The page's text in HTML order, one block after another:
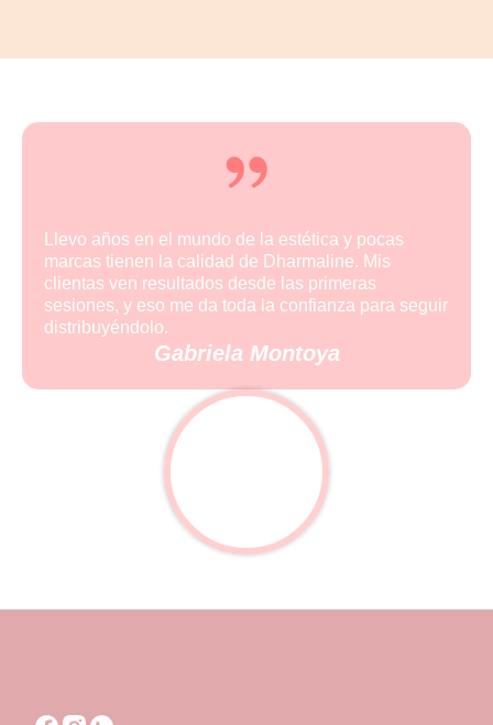
Llevo años en el mundo de la estética y pocas
marcas tienen la calidad de Dharmaline. Mis
clientas ven resultados desde las primeras
sesiones, y eso me da toda la confianza para seguir
distribuyéndolo.
Gabriela Montoya